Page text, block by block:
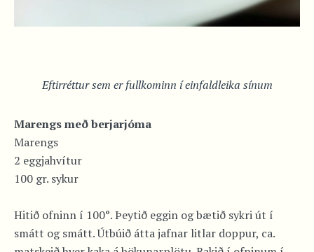
Eftirréttur sem er fullkominn í einfaldleika sínum
Marengs með berjarjóma
Marengs
2 eggjahvítur
100 gr. sykur
Hitið ofninn í 100°. Þeytið eggin og bætið sykri út í
smátt og smátt. Útbúið átta jafnar litlar doppur, ca.